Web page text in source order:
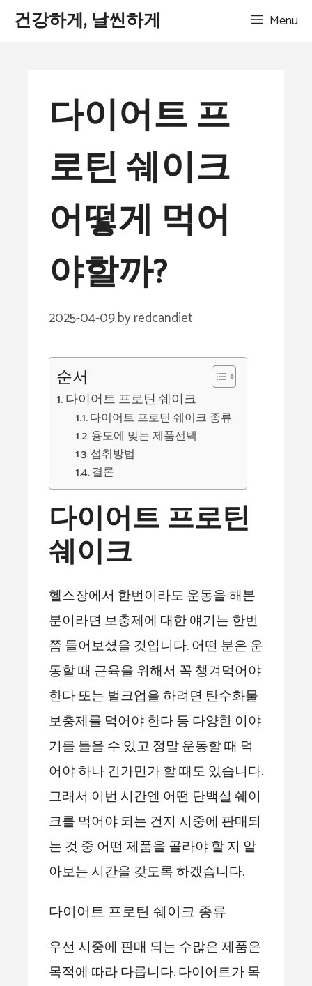
Skip건강하게, 날씬하게 Menu
다이어트 프
로틴 쉐이크
어떻게 먹어
야할까?
2025-04-09byredcandiet
순서
다이어트 프로틴 쉐이크
다이어트 프로틴 쉐이크 종류
용도에 맞는 제품선택
섭취방법
결론
다이어트 프로틴
쉐이크
헬스장에서 한번이라도 운동을 해본
분이라면 보충제에 대한 얘기는 한번
쯤 들어보셨을 것입니다. 어떤 분은 운
동할 때 근육을 위해서 꼭 챙겨먹어야
한다 또는 벌크업을 하려면 탄수화물
보충제를 먹어야 한다 등 다양한 이야
기를 들을 수 있고 정말 운동할 때 먹
어야 하나 긴가민가 할 때도 있습니다.
그래서 이번 시간엔 어떤 단백실 쉐이
크를 먹어야 되는 건지 시중에 판매되
는 것 중 어떤 제품을 골라야 할 지 알
아보는 시간을 갖도록 하겠습니다.
다이어트 프로틴 쉐이크 종류
우선 시중에 판매 되는 수많은 제품은
목적에 따라 다릅니다. 다이어트가 목